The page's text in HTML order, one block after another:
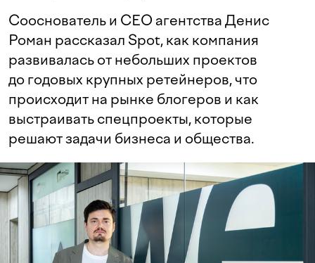
Сооснователь и CEO агентства Денис
Роман рассказал Spot, как компания
развивалась от небольших проектов
до годовых крупных ретейнеров, что
происходит на рынке блогеров и как
выстраивать спецпроекты, которые
решают задачи бизнеса и общества.